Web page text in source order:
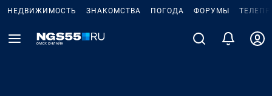
НЕДВИЖИМОСТЬ ЗНАКОМСТВА ПОГОДА ФОРУМЫ